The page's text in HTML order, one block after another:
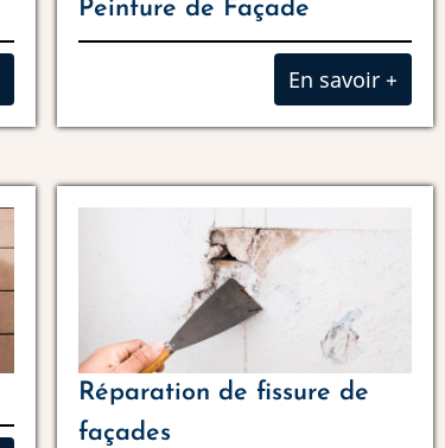
Peinture de Façade
En savoir +
Réparation de fissure de
façades